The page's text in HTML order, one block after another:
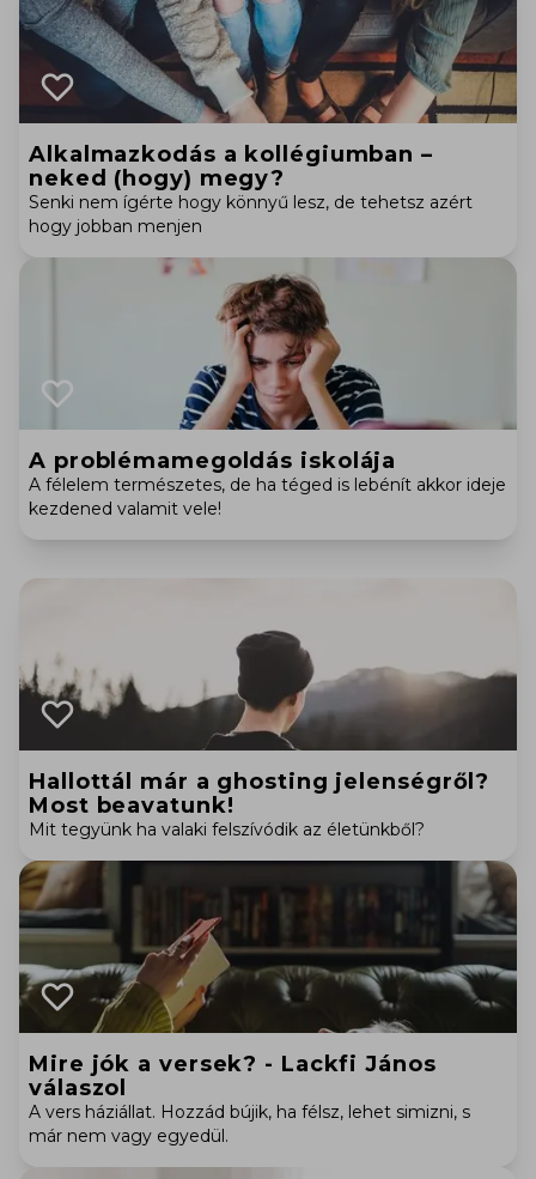
Alkalmazkodás a kollégiumban –
neked (hogy) megy?
Senki nem ígérte hogy könnyű lesz, de tehetsz azért
hogy jobban menjen
A problémamegoldás iskolája
A félelem természetes, de ha téged is lebénít akkor ideje
kezdened valamit vele!
Hallottál már a ghosting jelenségről?
Most beavatunk!
Mit tegyünk ha valaki felszívódik az életünkből?
Mire jók a versek? - Lackfi János
válaszol
A vers háziállat. Hozzád bújik, ha félsz, lehet simizni, s
már nem vagy egyedül.